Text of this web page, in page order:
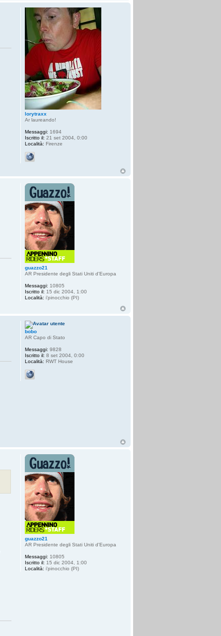
lorytraxx
Ar laureando!
Messaggi: 1694
Iscritto il: 21 set 2004, 0:00
Località: Firenze
guazzo21
AR Presidente degli Stati Uniti d'Europa
Messaggi: 10805
Iscritto il: 15 dic 2004, 1:00
Località: i'pinocchio (PI)
bobo
AR Capo di Stato
Messaggi: 9828
Iscritto il: 8 set 2004, 0:00
Località: RWT House
guazzo21
AR Presidente degli Stati Uniti d'Europa
Messaggi: 10805
Iscritto il: 15 dic 2004, 1:00
Località: i'pinocchio (PI)